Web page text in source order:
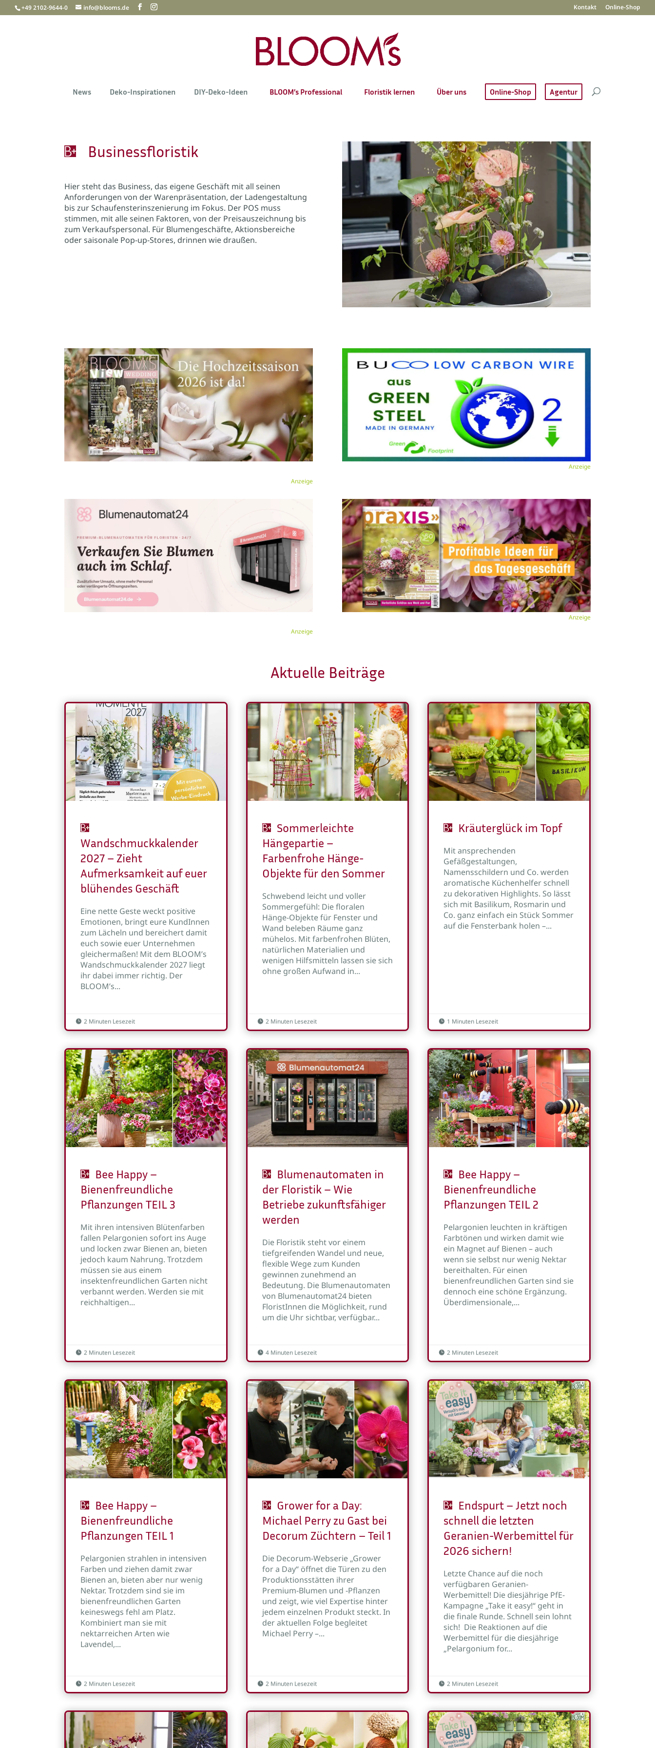
+49 2102-9644-0 info@blooms.de Kontakt Online-Shop
News Deko-Inspirationen DIY-Deko-Ideen BLOOM’s Professional Floristik lernen Über uns Online-Shop Agentur
Businessfloristik
Hier steht das Business, das eigene Geschäft mit all seinen
Anforderungen von der Warenpräsentation, der Ladengestaltung
bis zur Schaufensterinszenierung im Fokus. Der POS muss
stimmen, mit alle seinen Faktoren, von der Preisauszeichnung bis
zum Verkaufspersonal. Für Blumengeschäfte, Aktionsbereiche
oder saisonale Pop-up-Stores, drinnen wie draußen.
Anzeige
Anzeige
Anzeige
Anzeige
Aktuelle Beiträge
Wandschmuckkalender
2027 – Zieht
Aufmerksamkeit auf euer
blühendes Geschäft
Eine nette Geste weckt positive
Emotionen, bringt eure KundInnen
zum Lächeln und bereichert damit
euch sowie euer Unternehmen
gleichermaßen! Mit dem BLOOM’s
Wandschmuckkalender 2027 liegt
ihr dabei immer richtig. Der
BLOOM’s...
 2 Minuten Lesezeit
Sommerleichte
Hängepartie –
Farbenfrohe Hänge-
Objekte für den Sommer
Schwebend leicht und voller
Sommergefühl: Die floralen
Hänge-Objekte für Fenster und
Wand beleben Räume ganz
mühelos. Mit farbenfrohen Blüten,
natürlichen Materialien und
wenigen Hilfsmitteln lassen sie sich
ohne großen Aufwand in...
 2 Minuten Lesezeit
Kräuterglück im Topf
Mit ansprechenden
Gefäßgestaltungen,
Namensschildern und Co. werden
aromatische Küchenhelfer schnell
zu dekorativen Highlights. So lässt
sich mit Basilikum, Rosmarin und
Co. ganz einfach ein Stück Sommer
auf die Fensterbank holen –...
 1 Minuten Lesezeit
Bee Happy –
Bienenfreundliche
Pflanzungen TEIL 3
Mit ihren intensiven Blütenfarben
fallen Pelargonien sofort ins Auge
und locken zwar Bienen an, bieten
jedoch kaum Nahrung. Trotzdem
müssen sie aus einem
insektenfreundlichen Garten nicht
verbannt werden. Werden sie mit
reichhaltigen...
 2 Minuten Lesezeit
Blumenautomaten in
der Floristik – Wie
Betriebe zukunftsfähiger
werden
Die Floristik steht vor einem
tiefgreifenden Wandel und neue,
flexible Wege zum Kunden
gewinnen zunehmend an
Bedeutung. Die Blumenautomaten
von Blumenautomat24 bieten
FloristInnen die Möglichkeit, rund
um die Uhr sichtbar, verfügbar...
 4 Minuten Lesezeit
Bee Happy –
Bienenfreundliche
Pflanzungen TEIL 2
Pelargonien leuchten in kräftigen
Farbtönen und wirken damit wie
ein Magnet auf Bienen – auch
wenn sie selbst nur wenig Nektar
bereithalten. Für einen
bienenfreundlichen Garten sind sie
dennoch eine schöne Ergänzung.
Überdimensionale,...
 2 Minuten Lesezeit
Bee Happy –
Bienenfreundliche
Pflanzungen TEIL 1
Pelargonien strahlen in intensiven
Farben und ziehen damit zwar
Bienen an, bieten aber nur wenig
Nektar. Trotzdem sind sie im
bienenfreundlichen Garten
keineswegs fehl am Platz.
Kombiniert man sie mit
nektarreichen Arten wie
Lavendel,...
 2 Minuten Lesezeit
Grower for a Day:
Michael Perry zu Gast bei
Decorum Züchtern – Teil 1
Die Decorum-Webserie „Grower
for a Day“ öffnet die Türen zu den
Produktionsstätten ihrer
Premium‑Blumen und ‑Pflanzen
und zeigt, wie viel Expertise hinter
jedem einzelnen Produkt steckt. In
der aktuellen Folge begleitet
Michael Perry –...
 2 Minuten Lesezeit
Endspurt – Jetzt noch
schnell die letzten
Geranien-Werbemittel für
2026 sichern!
Letzte Chance auf die noch
verfügbaren Geranien-
Werbemittel! Die diesjährige PfE-
Kampagne „Take it easy!“ geht in
die finale Runde. Schnell sein lohnt
sich! Die Reaktionen auf die
Werbemittel für die diesjährige
„Pelargonium for...
 2 Minuten Lesezeit